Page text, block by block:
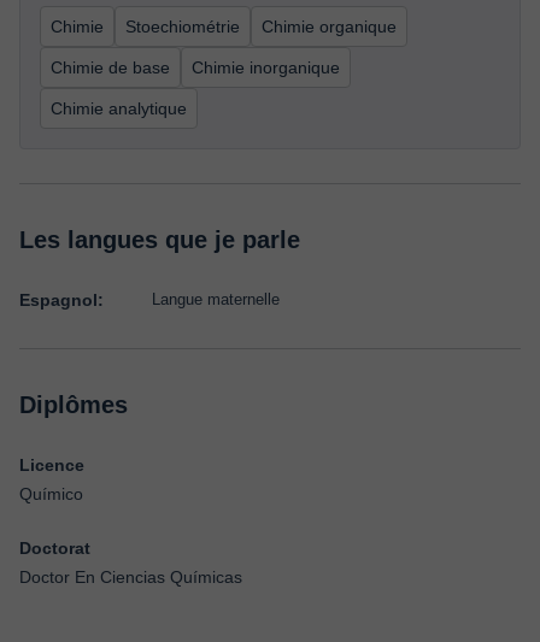
Chimie Stoechiométrie Chimie organique
Chimie de base Chimie inorganique
Chimie analytique
Les langues que je parle
Espagnol: Langue maternelle
Diplômes
Licence
Químico
Doctorat
Doctor En Ciencias Químicas